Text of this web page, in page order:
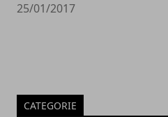
25/01/2017
CATEGORIE